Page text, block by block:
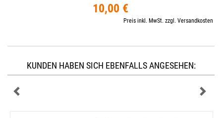
10,00 €
Preis inkl. MwSt. zzgl. Versandkosten
KUNDEN HABEN SICH EBENFALLS ANGESEHEN: